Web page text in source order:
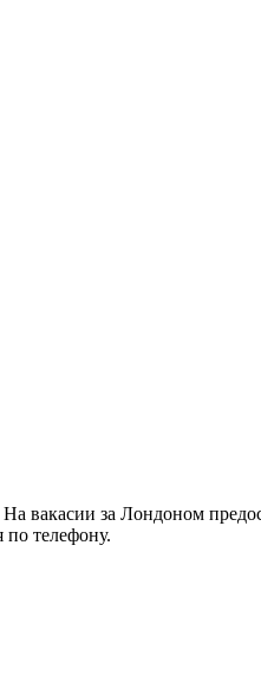
вакасии за Лондоном
телефону.